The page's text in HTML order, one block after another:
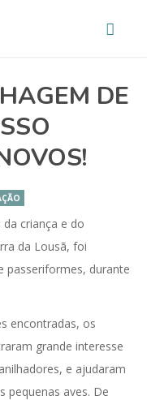
DE
criança e do
da Lousã, foi
passeriformes, durante
encontradas, os
grande interesse
e ajudaram
pequenas aves. De